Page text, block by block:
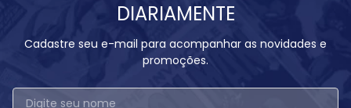
DIARIAMENTE
Cadastre seu e-mail para acompanhar as novidades e
promoções.